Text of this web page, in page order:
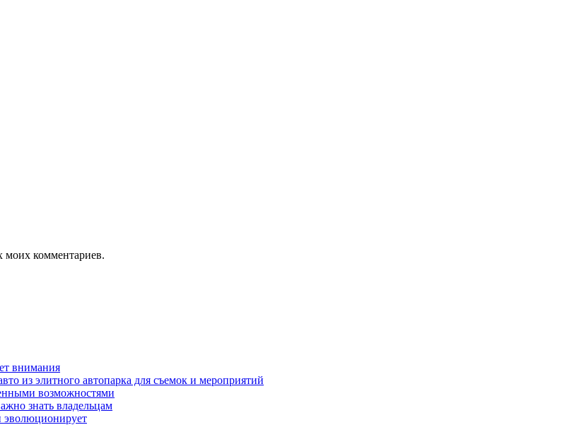
моих комментариев.
внимания
из элитного автопарка для съемок и мероприятий
возможностями
знать владельцам
эволюционирует